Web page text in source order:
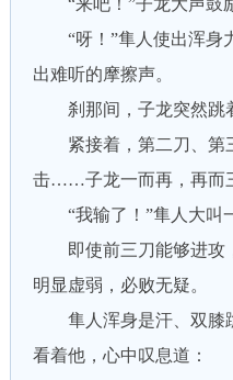
“来吧！”子龙大声鼓励
“呀！”隼人使出浑身
出难听的摩擦声。
刹那间，子龙突然跳着
紧接着，第二刀、第
击……子龙一而再，再而
“我输了！”隼人大叫一
即使前三刀能够进攻
明显虚弱，必败无疑。
隼人浑身是汗、双膝
看着他，心中叹息道：